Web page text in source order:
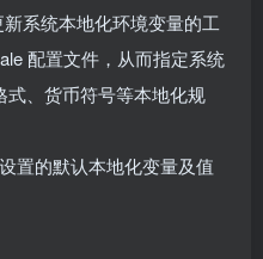
系统本地化环境变量的工
配置文件，从而指定系统
、货币符号等本地化规
置的默认本地化变量及值